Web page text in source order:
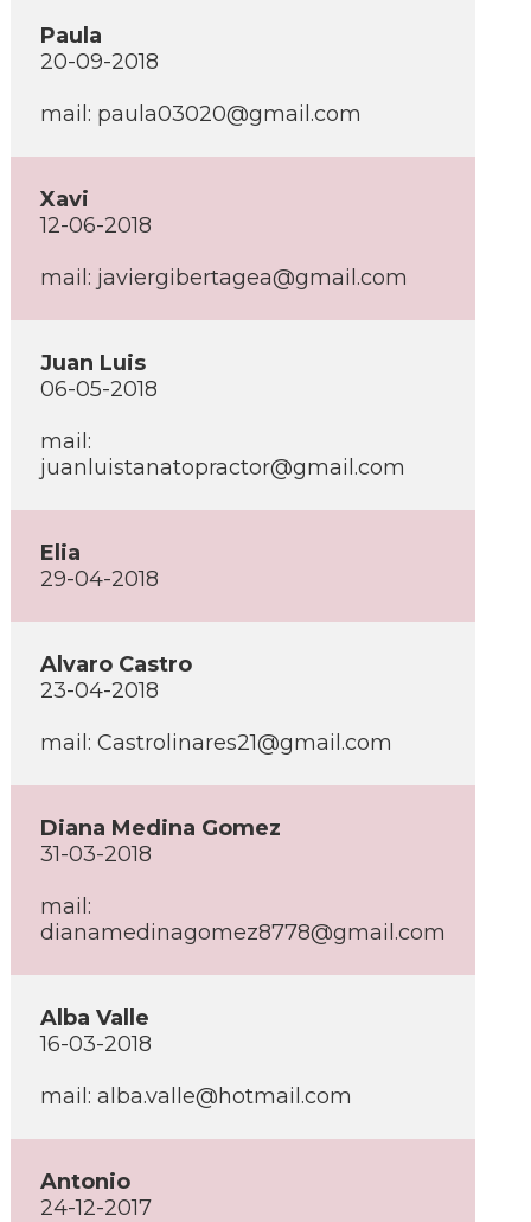
Paula
20-09-2018
mail: paula03020@gmail.com
Xavi
12-06-2018
mail: javiergibertagea@gmail.com
Juan Luis
06-05-2018
mail:
juanluistanatopractor@gmail.com
Elia
29-04-2018
Alvaro Castro
23-04-2018
mail: Castrolinares21@gmail.com
Diana Medina Gomez
31-03-2018
mail:
dianamedinagomez8778@gmail.com
Alba Valle
16-03-2018
mail: alba.valle@hotmail.com
Antonio
24-12-2017